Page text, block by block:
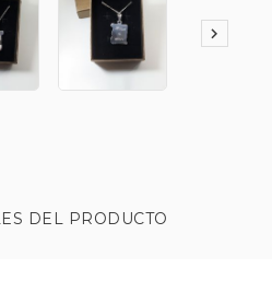

DEL PRODUCTO